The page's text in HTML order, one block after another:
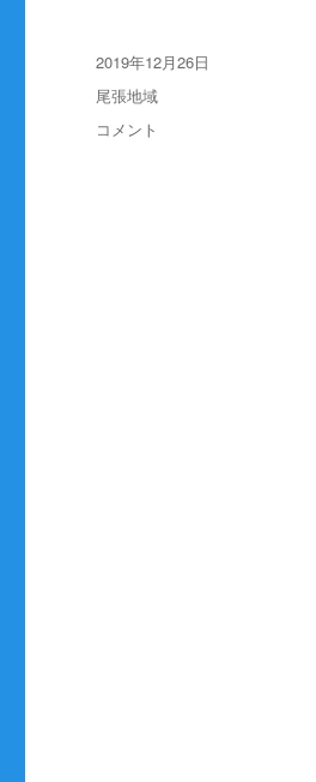
投
稿
日:
2019年12月26日
カ
ゴ
尾張地域
尾
コメント